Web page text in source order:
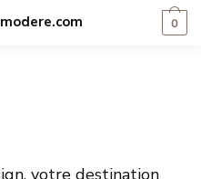
0
votre destination